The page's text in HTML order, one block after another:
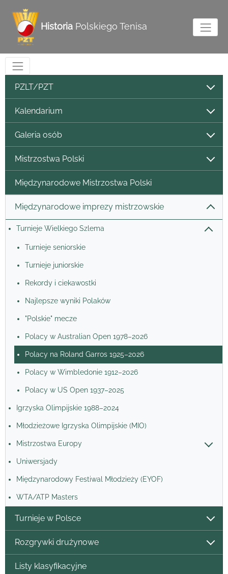
Historia Polskiego Tenisa
PZLT/PZT
Kalendarium
Galeria osób
Mistrzostwa Polski
Międzynarodowe Mistrzostwa Polski
Międzynarodowe imprezy mistrzowskie
Turnieje Wielkiego Szlema
Turnieje seniorskie
Turnieje juniorskie
Rekordy i ciekawostki
Najlepsze wyniki Polaków
"Polskie" mecze
Polacy w Australian Open 1978–2026
Polacy na Roland Garros 1925–2026
Polacy w Wimbledonie 1912–2026
Polacy w US Open 1937–2025
Igrzyska Olimpijskie 1988–2024
Młodzieżowe Igrzyska Olimpijskie (MIO)
Mistrzostwa Europy
Uniwersjady
Międzynarodowy Festiwal Młodzieży (EYOF)
WTA/ATP Masters
Turnieje w Polsce
Rozgrywki drużynowe
Listy klasyfikacyjne